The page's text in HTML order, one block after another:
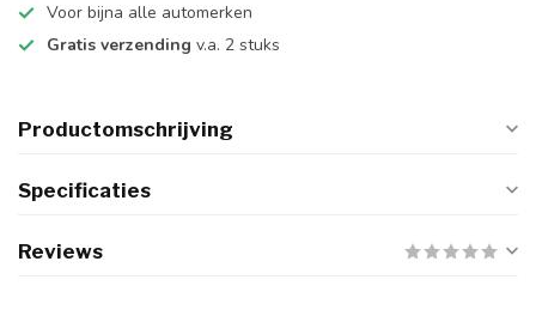
Voor bijna alle automerken
Gratis verzending v.a. 2 stuks
Productomschrijving
Specificaties
Reviews